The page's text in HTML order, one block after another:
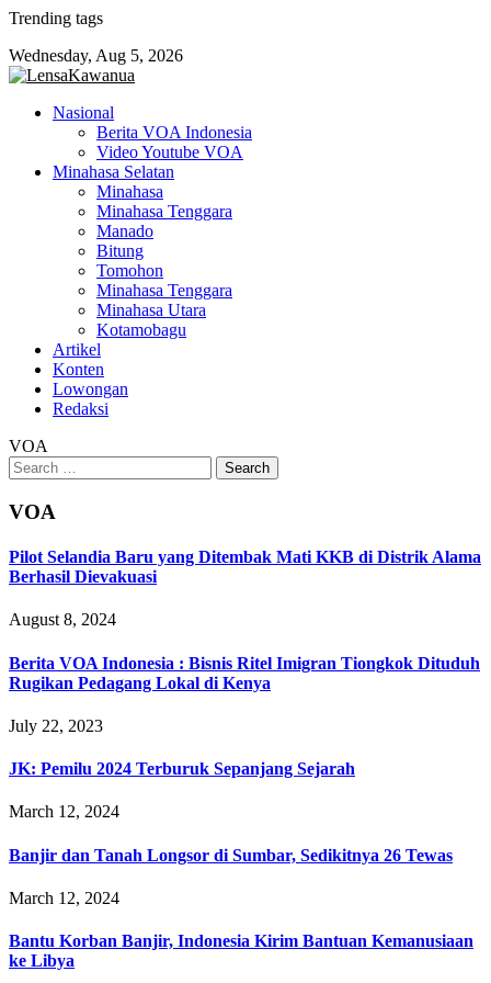
Skip
content
Trending tags
Wednesday, Aug 5, 2026
Nasional
Berita VOA Indonesia
Video Youtube VOA
Minahasa Selatan
Minahasa
Minahasa Tenggara
Manado
Bitung
Tomohon
Minahasa Tenggara
Minahasa Utara
Kotamobagu
Artikel
Konten
Lowongan
Redaksi
VOA
Search
for:
VOA
Pilot Selandia Baru yang Ditembak Mati KKB di Distrik Alama
Berhasil Dievakuasi
August 8, 2024
Berita VOA Indonesia : Bisnis Ritel Imigran Tiongkok Dituduh
Rugikan Pedagang Lokal di Kenya
July 22, 2023
JK: Pemilu 2024 Terburuk Sepanjang Sejarah
March 12, 2024
Banjir dan Tanah Longsor di Sumbar, Sedikitnya 26 Tewas
March 12, 2024
Bantu Korban Banjir, Indonesia Kirim Bantuan Kemanusiaan
ke Libya